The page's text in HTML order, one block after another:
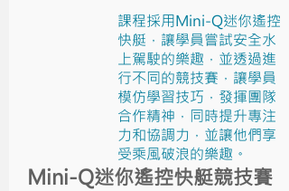
課程採用Mini-Q迷你遙控
快艇，讓學員嘗試安全水
上駕駛的樂趣，並透過進
行不同的競技賽，讓學員
模仿學習技巧，發揮團隊
合作精神，同時提升專注
力和協調力，並讓他們享
受乘風破浪的樂趣。
Mini-Q迷你遙控快艇競技賽